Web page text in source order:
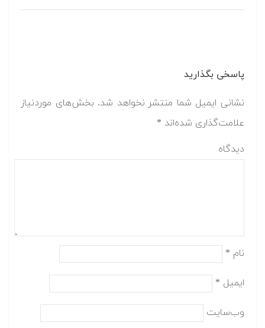
پاسخی بگذارید
نشانی ایمیل شما منتشر نخواهد شد. بخش‌های موردنیاز
علامت‌گذاری شده‌اند *
دیدگاه
نام *
ایمیل *
وب‌سایت